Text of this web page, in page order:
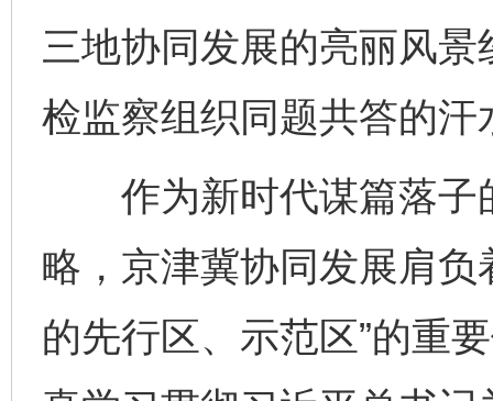
三地协同发展的亮丽风
检监察组织同题共答的汗
作为新时代谋篇落子
略，京津冀协同发展肩负
的先行区、示范区”的重